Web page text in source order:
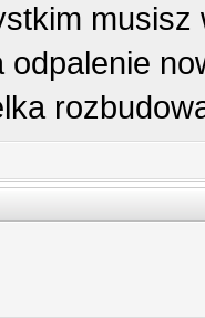
musisz
odpalenie